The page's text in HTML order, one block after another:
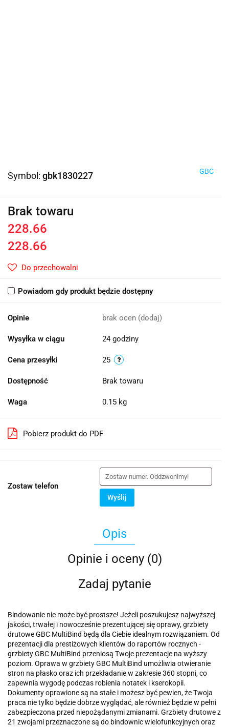
Symbol: gbk1830227 GBC
Brak towaru
228.66
228.66
Do przechowalni
Powiadom gdy produkt będzie dostępny
Opinie brak ocen (dodaj)
Wysyłka w ciągu 24 godziny
Cena przesyłki 25
Dostępność Brak towaru
Waga 0.15 kg
Pobierz produkt do PDF
Zostaw telefon
Wyślij
Opis
Opinie i oceny (0)
Zadaj pytanie
Bindowanie nie może być prostsze! Jeżeli poszukujesz najwyższej
jakości, trwałej i nowocześnie prezentującej się oprawy, grzbiety
drutowe GBC MultiBind będą dla Ciebie idealnym rozwiązaniem. Od
prezentacji dla prestiżowych klientów do raportów rocznych -
grzbiety GBC MultiBind przeniosą Twoje prezentacje na wyższy
poziom. Oprawa w grzbiety GBC MultiBind umożliwia otwieranie
stron na płasko oraz ich przekładanie w zakresie 360 stopni, co
zapewnia wygodę podczas robienia notatek i kserokopii.
Dokumenty oprawione są na stałe i możesz być pewien, że Twoja
praca nie tylko będzie dobrze wyglądać, ale również będzie w pełni
zabezpieczona przed niepożądanymi zmianami. Grzbiety drutowe z
21 zwojami przeznaczone są do bindownic wielofunkcyjnych oraz